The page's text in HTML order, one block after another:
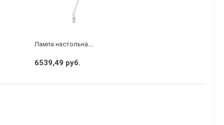
Л
ампа настольная бестеневая, струбцина, ECO light, 84 SMD LED, сенсорный диммер, белая REXANT
6539,49 руб.